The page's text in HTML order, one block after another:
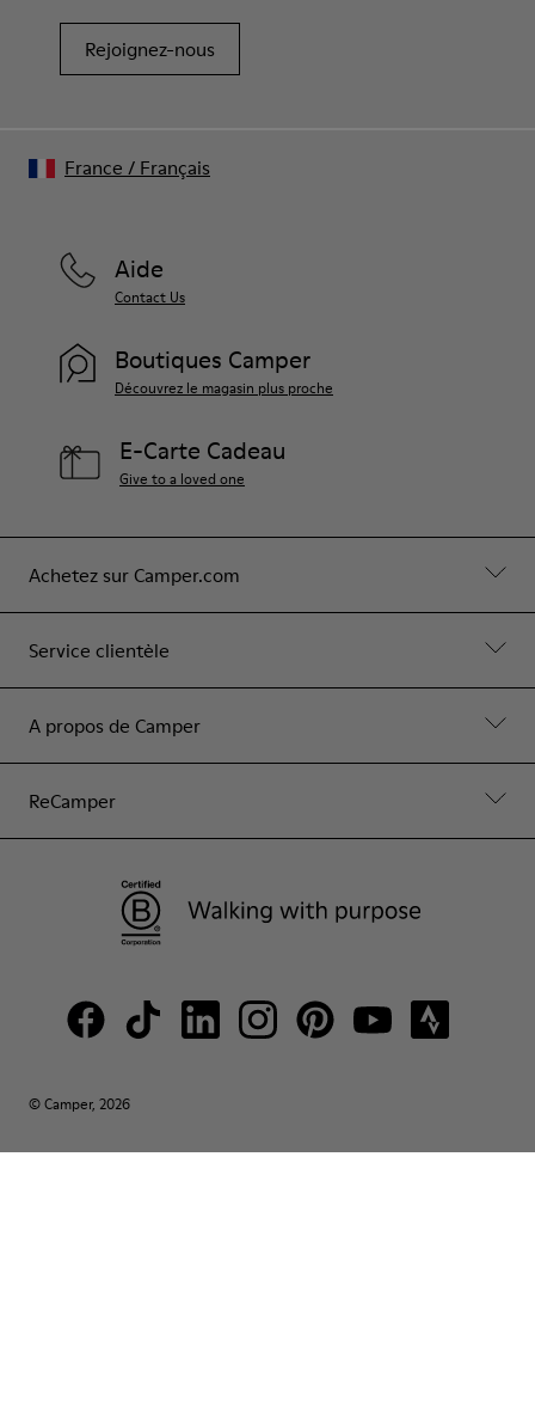
Rejoignez-nous
Achetez sur Camper.com
Service clientèle
A propos de Camper
ReCamper
Aide
Contact Us
Boutiques Camper
Découvrez le magasin plus proche
E-Carte Cadeau
Give to a loved one
© Camper, 2026
France / Français